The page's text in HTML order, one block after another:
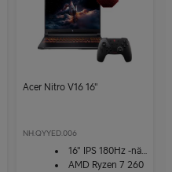
Acer Nitro V16 16"
NH.QYYED.006
16" IPS 180Hz -näyttö
AMD Ryzen 7 260